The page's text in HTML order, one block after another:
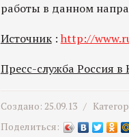
работы в данном
Источник: http://
Пресс-служба Россия в
Создано: 25.09.13 /
Поделиться: